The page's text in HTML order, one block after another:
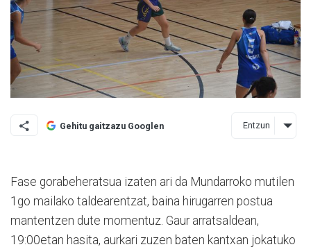
Gehitu gaitzazu Googlen Entzun
Fase gorabeheratsua izaten ari da Mundarroko mutilen
1go mailako taldearentzat, baina hirugarren postua
mantentzen dute momentuz. Gaur arratsaldean,
19:00etan hasita, aurkari zuzen baten kantxan jokatuko